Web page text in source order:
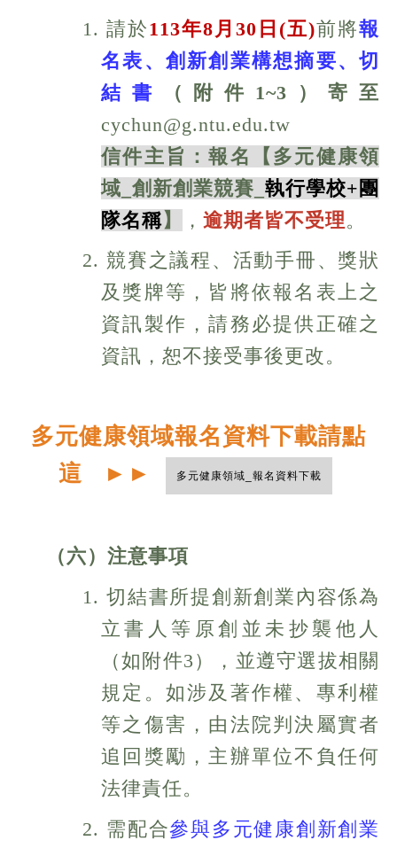
1. 請於113年8 月30 日 (五)前將報
名表、創新創業構想摘要、切
結書
（附件1~3）寄至
cychun@g.ntu.edu.tw
信件主旨：報名【多元健康領
域_創新創業競賽_ 執行學校+團
隊名稱】 ， 逾期者皆不受理。
2. 競賽之議程、活動手冊、獎狀
及獎牌等，皆將依報名表上之
資訊製作，請務必提供正確之
資訊，恕不接受事後更改。
多元健康領域報名資料下載請點
這
► ► 多元健康領域_報名資料下載
（六）注意事項
1. 切結書所提創新創業內容係為
立書人等原創並未抄襲他人
（如附件3），並遵守選拔相關
規定。如涉及著作權、專利權
等之傷害，由法院判決屬實者
追回獎勵，主辦單位不負任何
法律責任。
2. 需配合參與多元健康創新創業